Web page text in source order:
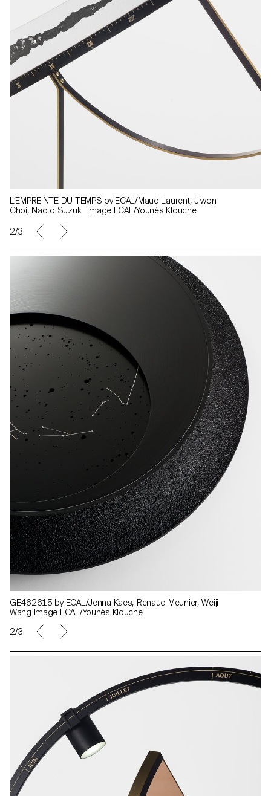
L’EMPREINTE DU TEMPS by ECAL/Maud Laurent, Jiwon
Choi, Naoto Suzuki Image ECAL/Younès Klouche
2/3
GE462615 by ECAL/Jenna Kaes, Renaud Meunier, Weiji
Wang Image ECAL/Younès Klouche
2/3